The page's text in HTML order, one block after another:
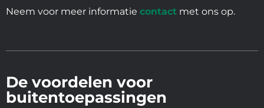
Neem voor meer informatie contact met ons op.
De voordelen voor
buitentoepassingen